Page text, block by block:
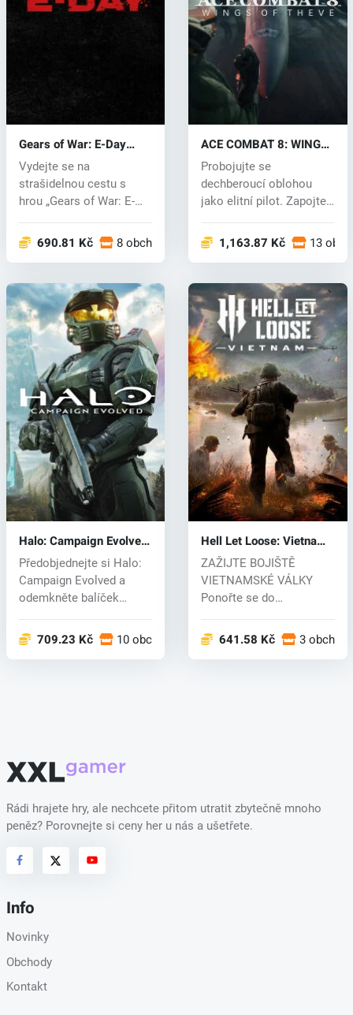
Gears of War: E-Day
(PC) key
Vydejte se na
strašidelnou cestu s
hrou „Gears of War: E-
690.81 Kč 8 obchodech
ACE COMBAT 8: WINGS
OF THEVE (PC) key
Probojujte se
dechberoucí oblohou
jako elitní pilot. Zapojte
1,163.87 Kč 13
Halo: Campaign Evolved
(PC) key
Předobjednejte si Halo:
Campaign Evolved a
odemkněte balíček
709.23 Kč 10 obchodech
Hell Let Loose: Vietnam
(PC) key
ZAŽIJTE BOJIŠTĚ
VIETNAMSKÉ VÁLKY
Ponořte se do
vietn...641.58 Kč 3
Rádi hrajete hry, ale nechcete přitom utratit zbytečně mnoho
peněz? Porovnejte si ceny her u nás a ušetřete.
Info
Novinky
Obchody
Kontakt